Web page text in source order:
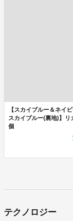
【スカイブルー＆ネイ
スカイブルー(裏地)】
個
テクノロジー